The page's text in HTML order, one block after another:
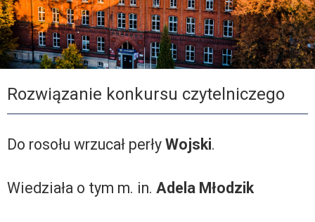
Rozwiązanie konkursu czytelniczego
Do rosołu wrzucał perły Wojski.
Wiedziała o tym m. in. Adela Młodzik